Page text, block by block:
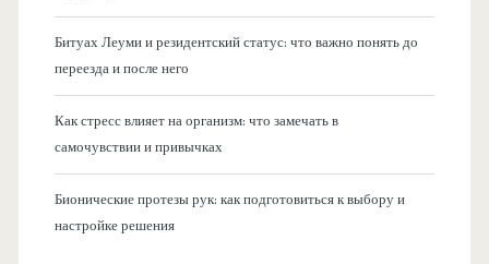
Битуах Леуми и резидентский статус: что важно понять до
переезда и после него
Как стресс влияет на организм: что замечать в
самочувствии и привычках
Бионические протезы рук: как подготовиться к выбору и
настройке решения